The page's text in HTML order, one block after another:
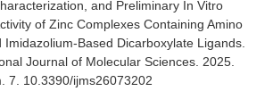
and Preliminary In Vitro
of Zinc Complexes Containing Amino
Imidazolium-Based Dicarboxylate Ligands.
Journal of Molecular Sciences. 2025.
7. 10.3390/ijms26073202